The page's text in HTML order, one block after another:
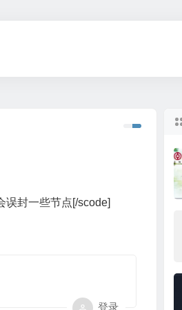
误封一些节点[/scode]
登录